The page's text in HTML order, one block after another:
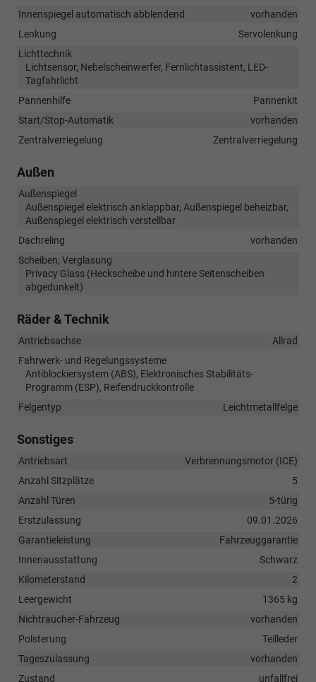
Innenspiegel automatisch abblendend
vorhanden
Lenkung
Servolenkung
Lichttechnik
Lichtsensor, Nebelscheinwerfer, Fernlichtassistent, LED-
Tagfahrlicht
Pannenhilfe
Pannenkit
Start/Stop-Automatik
vorhanden
Zentralverriegelung
Zentralverriegelung
Außen
Außenspiegel
Außenspiegel elektrisch anklappbar, Außenspiegel beheizbar,
Außenspiegel elektrisch verstellbar
Dachreling
vorhanden
Scheiben, Verglasung
Privacy Glass (Heckscheibe und hintere Seitenscheiben
abgedunkelt)
Räder & Technik
Antriebsachse
Allrad
Fahrwerk- und Regelungssysteme
Antiblockiersystem (ABS), Elektronisches Stabilitäts-
Programm (ESP), Reifendruckkontrolle
Felgentyp
Leichtmetallfelge
Sonstiges
Antriebsart
Verbrennungsmotor (ICE)
Anzahl Sitzplätze
5
Anzahl Türen
5-türig
Erstzulassung
09.01.2026
Garantieleistung
Fahrzeuggarantie
Innenausstattung
Schwarz
Kilometerstand
2
Leergewicht
1365 kg
Nichtraucher-Fahrzeug
vorhanden
Polsterung
Teilleder
Tageszulassung
vorhanden
Zustand
unfallfrei